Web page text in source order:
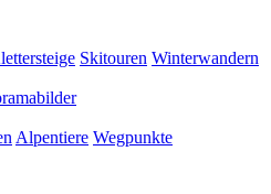
Skitouren Winterwandern
Alpentiere Wegpunkte